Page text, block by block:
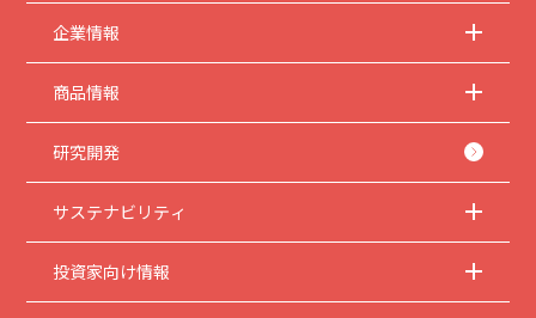
企業情報
商品情報
研究開発
サステナビリティ
投資家向け情報